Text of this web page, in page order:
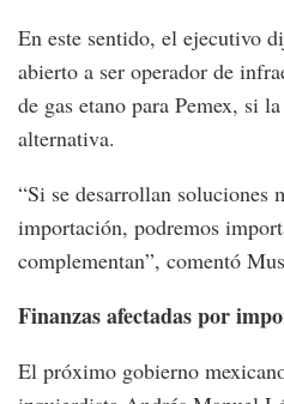
En este sentido, el ejecutivo
abierto a ser operador de
de gas etano para Pemex, si
alternativa.
“Si se desarrollan soluciones
importación, podremos
complementan”, comentó
Finanzas afectadas por
El próximo gobierno